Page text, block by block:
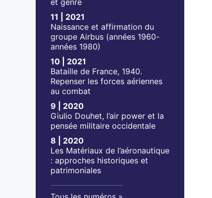
11 | 2021
Naissance et affirmation du
groupe Airbus (années 1960-
années 1980)
10 | 2021
Bataille de France, 1940.
Repenser les forces aériennes
au combat
9 | 2020
Giulio Douhet, l’air power et la
pensée militaire occidentale
8 | 2020
Les Matériaux de l’aéronautique
: approches historiques et
patrimoniales